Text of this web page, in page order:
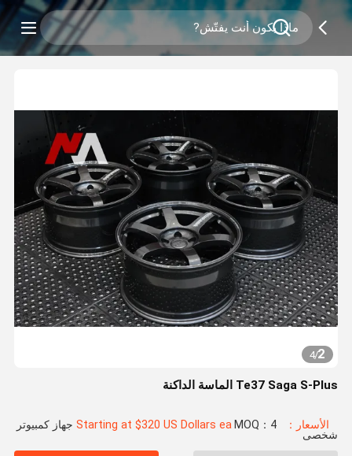
2
/
4
Te37 Saga S-Plus الماسة الداكنة
الأسعار：Starting at $320 US Dollars ea MOQ：4 جهاز كمبيوتر
شخصى